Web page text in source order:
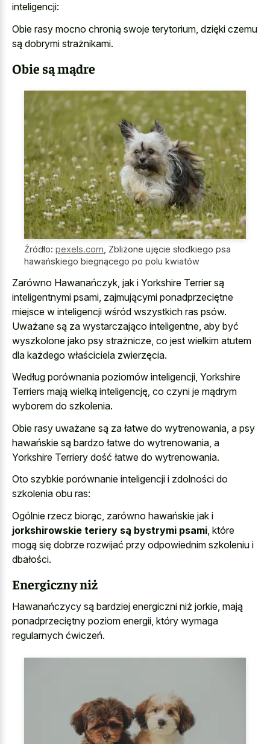
inteligencji:
Obie rasy mocno chronią swoje terytorium, dzięki czemu
są dobrymi strażnikami.
Obie są mądre
Źródło: pexels.com, Zbliżone ujęcie słodkiego psa
hawańskiego biegnącego po polu kwiatów
Zarówno Hawanańczyk, jak i Yorkshire Terrier są
inteligentnymi psami, zajmującymi ponadprzeciętne
miejsce w inteligencji wśród wszystkich ras psów.
Uważane są za wystarczająco inteligentne, aby być
wyszkolone jako psy strażnicze, co jest wielkim atutem
dla każdego właściciela zwierzęcia.
Według porównania poziomów inteligencji, Yorkshire
Terriers mają wielką inteligencję, co czyni je mądrym
wyborem do szkolenia.
Obie rasy uważane są za łatwe do wytrenowania, a psy
hawańskie są bardzo łatwe do wytrenowania, a
Yorkshire Terriery dość łatwe do wytrenowania.
Oto szybkie porównanie inteligencji i zdolności do
szkolenia obu ras:
Ogólnie rzecz biorąc, zarówno hawańskie jak i
jorkshirowskie teriery są bystrymi psami , które
mogą się dobrze rozwijać przy odpowiednim szkoleniu i
dbałości.
Energiczny niż
Hawanańczycy są bardziej energiczni niż jorkie, mają
ponadprzeciętny poziom energii, który wymaga
regularnych ćwiczeń.